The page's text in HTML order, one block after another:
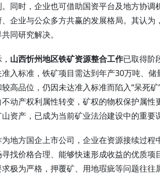
同时，企业也可借助国资平台及地方协调
企业与公众多方共赢的发展格局。其认
同研究解决。
山西忻州地区铁矿资源整合工作已取得阶
入标准，铁矿项目需达到年产30万吨、
高品位，仍因未达准入标准而陷入“呆死
不动产权利属性转变，矿权的物权保护属性
资产，已成为当前矿业法治建设中的重要
地方国企上市公司，企业在资源接续过程
寻找价格合理、能够快速形成收益的优质
极为严格，押覆矿、用地瑕疵等问题往往